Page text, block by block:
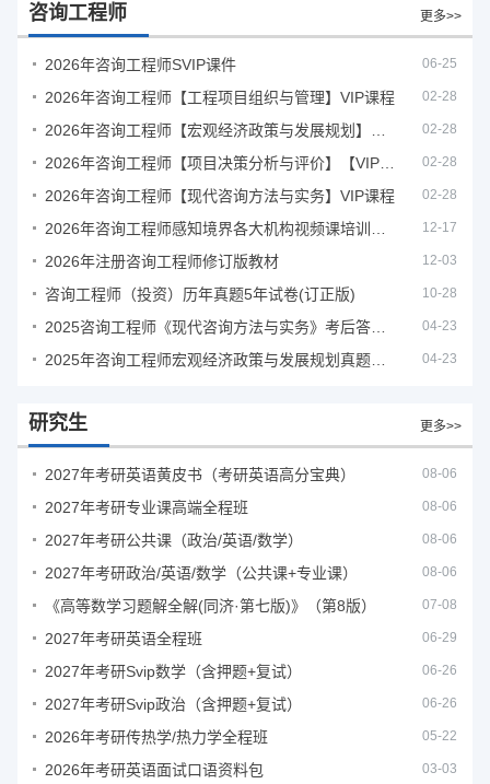
咨询工程师 更多>>
2026年咨询工程师SVIP课件 06-25
2026年咨询工程师【工程项目组织与管理】VIP课程 02-28
02-28
02-28
2026年咨询工程师【现代咨询方法与实务】VIP课程 02-28
12-17
2026年注册咨询工程师修订版教材 12-03
咨询工程师（投资）历年真题5年试卷(订正版) 10-28
04-23
04-23
研究生 更多>>
2027年考研英语黄皮书（考研英语高分宝典） 08-06
2027年考研专业课高端全程班 08-06
2027年考研公共课（政治/英语/数学） 08-06
2027年考研政治/英语/数学（公共课+专业课） 08-06
《高等数学习题解全解(同济·第七版)》（第8版） 07-08
2027年考研英语全程班 06-29
2027年考研Svip数学（含押题+复试） 06-26
2027年考研Svip政治（含押题+复试） 06-26
2026年考研传热学/热力学全程班 05-22
2026年考研英语面试口语资料包 03-03